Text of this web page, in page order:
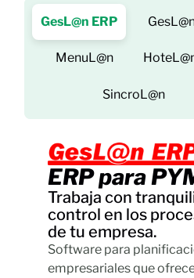
GesL@n ERP
MenuL@n
SincroL@n
ERP para
Trabaja con
control en los
de tu empresa.
Software para
empresariales que